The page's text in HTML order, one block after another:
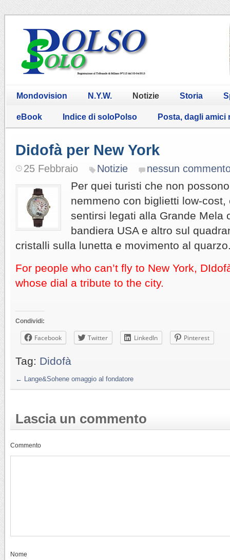
Mondovision N.Y.W. Notizie Storia
eBook Indice di soloPolso Posta, dagli amici
Didofà per New York
25 Febbraio Notizie nessun
Per quei turisti che non
nemmeno con biglietti low-
sentirsi legati alla Grande Mela
bandiera USA e altro sul
cristalli sulla lunetta e movimento al
For people who can’t fly to New York,
whose dial a tribute to the city.
Condividi:
Facebook Twitter LinkedIn Pinterest
Tag: Didofà
← Lange&Sohene omaggio al fondatore
Lascia un commento
Commento
Nome